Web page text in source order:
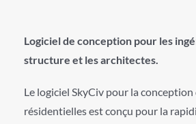
Logiciel de conception pour les
structure et les architectes.
Le logiciel SkyCiv pour la
résidentielles est conçu pour la